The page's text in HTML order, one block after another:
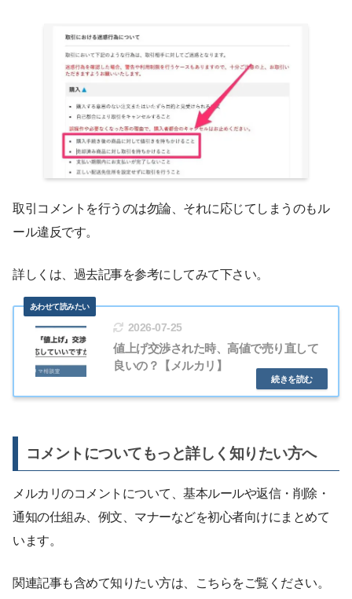
取引コメントを行うのは勿論、それに応じてしまうのもル
ール違反です。
詳しくは、過去記事を参考にしてみて下さい。
2026-07-25
値上げ交渉された時、高値で売り直して
良いの？【メルカリ】
コメントについてもっと詳しく知りたい方へ
メルカリのコメントについて、基本ルールや返信・削除・
通知の仕組み、例文、マナーなどを初心者向けにまとめて
います。
関連記事も含めて知りたい方は、こちらをご覧ください。